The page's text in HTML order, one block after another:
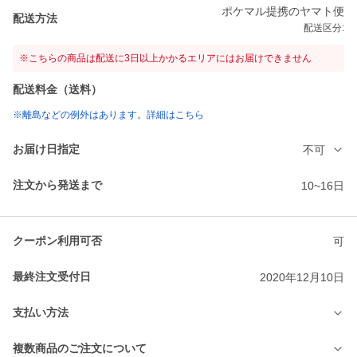
配送方法
ポケマル提携のヤマト便
配送区分:
※こちらの商品は配送に3日以上かかるエリアにはお届けできません
配送料金（送料）
※離島などの例外はあります。詳細はこちら
お届け日指定 不可
注文から発送まで 10~16日
クーポン利用可否 可
最終注文受付日 2020年12月10日
支払い方法
複数商品のご注文について